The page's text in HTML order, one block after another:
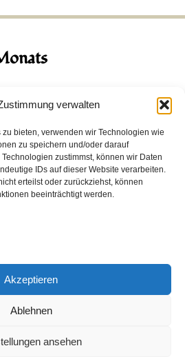
verwalten
bieten, verwenden wir Technologien wie
zu speichern und/oder darauf
zustimmst, können wir Daten
IDs auf dieser Website verarbeiten.
erteilst oder zurückziehst, können
beeinträchtigt werden.
Akzeptieren
Ablehnen
ansehen
Whiskysin unserem
in den Whiskys des Monats.